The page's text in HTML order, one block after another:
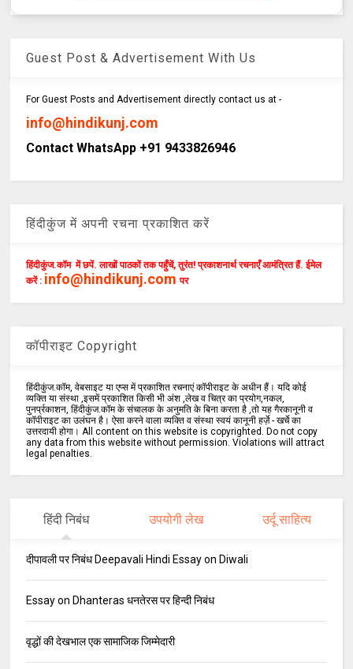
Guest Post & Advertisement With Us
For Guest Posts and Advertisement directly contact us at -
info@hindikunj.com
Contact WhatsApp +91 9433826946
हिंदीकुंज में अपनी रचना प्रकाशित करें
हिंदीकुंज.कॉम में छपें. लाखों पाठकों तक पहुँचें, तुरंत! प्रकाशनार्थ रचनाएँ आमंत्रित हैं. ईमेल
करें : info@hindikunj.com पर
कॉपीराइट Copyright
हिंदीकुंज.कॉम, वेबसाइट या एप्स में प्रकाशित रचनाएं कॉपीराइट के अधीन हैं। यदि कोई
व्यक्ति या संस्था ,इसमें प्रकाशित किसी भी अंश ,लेख व चित्र का प्रयोग,नकल,
पुनर्प्रकाशन, हिंदीकुंज.कॉम के संचालक के अनुमति के बिना करता है ,तो यह गैरकानूनी व
कॉपीराइट का उलंघन है। ऐसा करने वाला व्यक्ति व संस्था स्वयं कानूनी हर्ज़े - खर्चे का
उत्तरदायी होगा। All content on this website is copyrighted. Do not copy
any data from this website without permission. Violations will attract
legal penalties.
हिंदी निबंध उपयोगी लेख उर्दू साहित्य
दीपावली पर निबंध Deepavali Hindi Essay on Diwali
Essay on Dhanteras धनतेरस पर हिन्दी निबंध
वृद्धों की देखभाल एक सामाजिक जिम्मेदारी